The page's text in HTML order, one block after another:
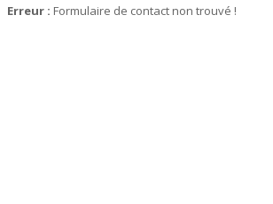
Erreur : Formulaire de contact non trouvé !